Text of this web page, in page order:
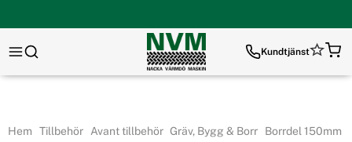
Kundtjänst
Hem Tillbehör Avant tillbehör Gräv, Bygg & Borr Borrdel 150mm